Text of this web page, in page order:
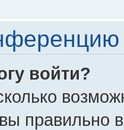
войти?
правильно